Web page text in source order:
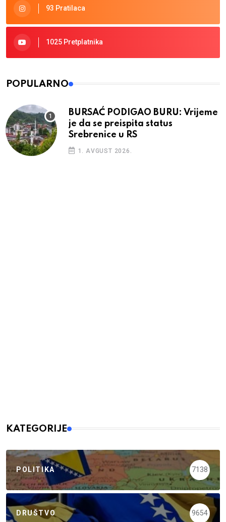
93 Pratilaca
1025 Pretplatnika
POPULARNO
BURSAĆ PODIGAO BURU: Vrijeme
je da se preispita status
Srebrenice u RS
1. AVGUST 2026.
KATEGORIJE
POLITIKA 7138
DRUŠTVO 9654